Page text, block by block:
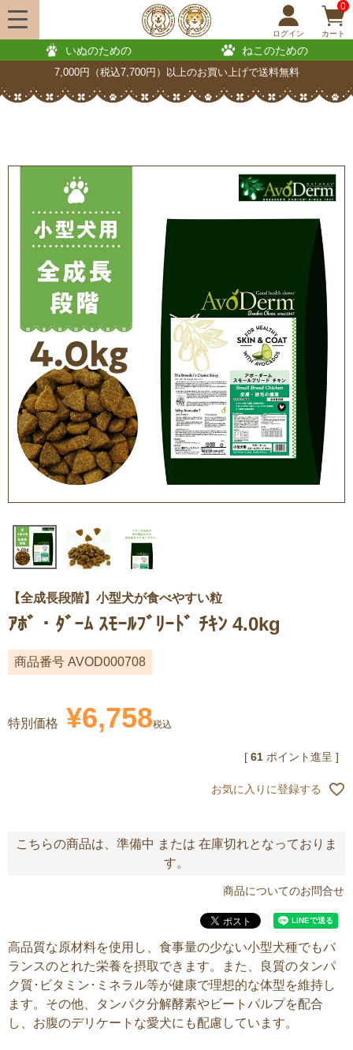
ログイン
0
カート
いぬのための ねこのための
7,000円（税込7,700円）以上のお買い上げで送料無料
【全成長段階】小型犬が食べやすい粒
ｱﾎﾞ・ﾀﾞｰﾑ ｽﾓｰﾙﾌﾞﾘｰﾄﾞ ﾁｷﾝ 4.0kg
商品番号 AVOD000708
特別価格 ¥6,758税込
[ 61 ポイント進呈 ]
お気に入りに登録する
こちらの商品は、準備中 または 在庫切れとなっておりま
す。
商品についてのお問合せ
高品質な原材料を使用し、食事量の少ない小型犬種でもバ
ランスのとれた栄養を摂取できます。また、良質のタンパ
ク質･ビタミン･ミネラル等が健康で理想的な体型を維持し
ます。その他、タンパク分解酵素やビートパルプを配合
し、お腹のデリケートな愛犬にも配慮しています。